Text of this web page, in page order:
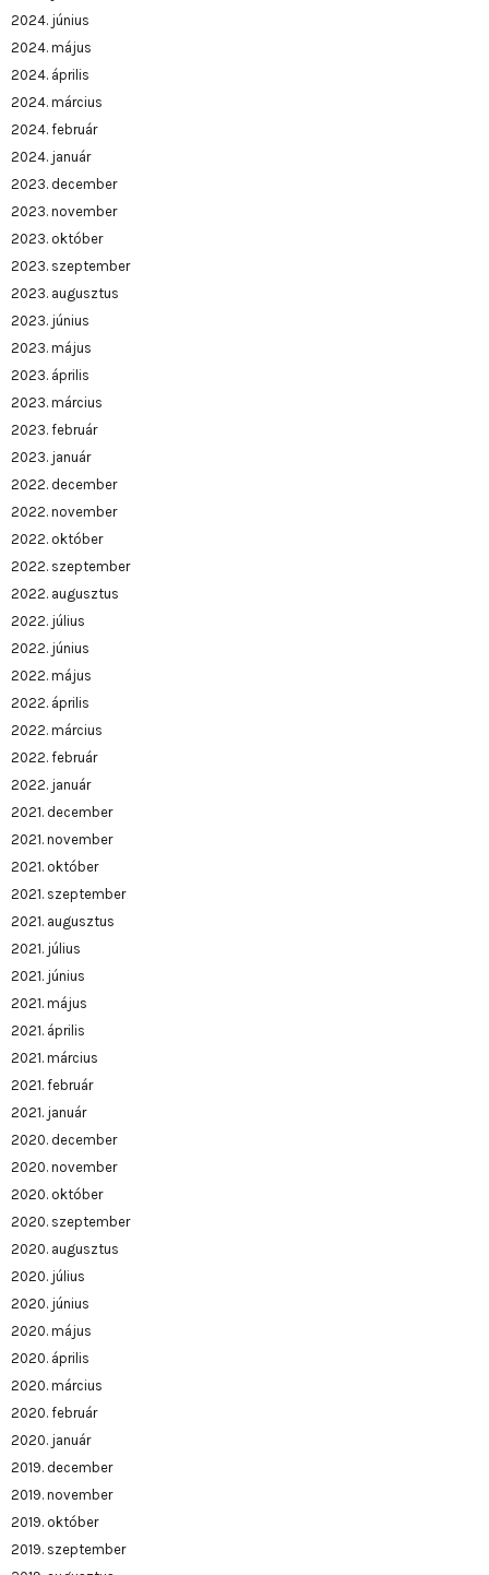
2024. június
2024. május
2024. április
2024. március
2024. február
2024. január
2023. december
2023. november
2023. október
2023. szeptember
2023. augusztus
2023. június
2023. május
2023. április
2023. március
2023. február
2023. január
2022. december
2022. november
2022. október
2022. szeptember
2022. augusztus
2022. július
2022. június
2022. május
2022. április
2022. március
2022. február
2022. január
2021. december
2021. november
2021. október
2021. szeptember
2021. augusztus
2021. július
2021. június
2021. május
2021. április
2021. március
2021. február
2021. január
2020. december
2020. november
2020. október
2020. szeptember
2020. augusztus
2020. július
2020. június
2020. május
2020. április
2020. március
2020. február
2020. január
2019. december
2019. november
2019. október
2019. szeptember